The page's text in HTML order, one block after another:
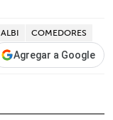
ALBI COMEDORES
Agregar a Google